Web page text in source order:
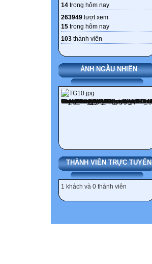
14 trong hôm nay
263949 lượt xem
15 trong hôm nay
103 thành viên
ẢNH NGẪU NHIÊN
THÀNH VIÊN TRỰC TUYẾN
1 khách và 0 thành viên